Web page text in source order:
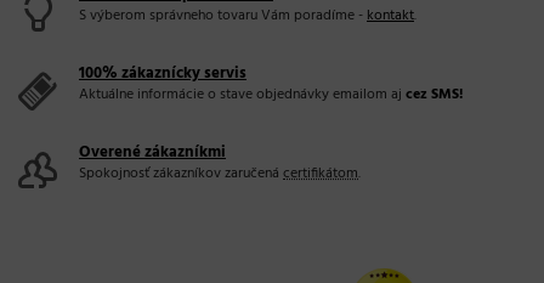
S výberom správneho tovaru Vám poradíme -kontakt.
100% zákaznícky servis
Aktuálne informácie o stave objednávky emailom aj cez SMS!
Overené zákazníkmi
Spokojnosť zákazníkov zaručená certifikátom.